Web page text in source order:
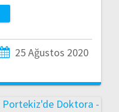
25 Ağustos 2020